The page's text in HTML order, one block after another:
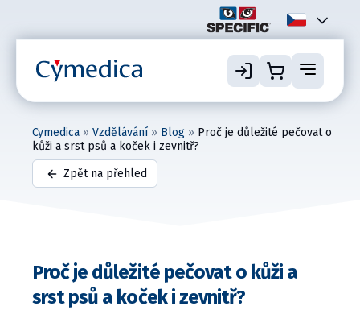
Cymedica » Vzdělávání » Blog » Proč je důležité pečovat o
kůži a srst psů a koček i zevnitř?
Zpět na přehled
Proč je důležité pečovat o kůži a
srst psů a koček i zevnitř?